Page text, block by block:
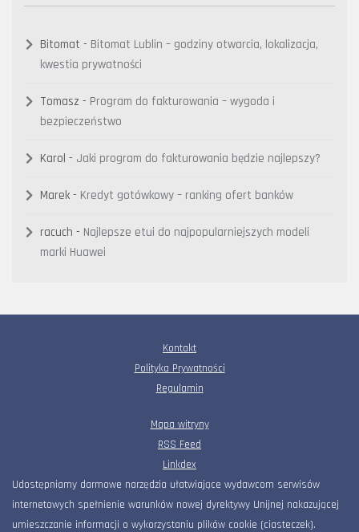
Bitomat - Bitomat Lublin – godziny otwarcia, lokalizacja,
kwestia prywatności
Tomasz - Program do fakturowania – wygoda i
bezpieczeństwo
Karol - Jaki program do fakturowania będzie najlepszy?
Marek - Kredyt gotówkowy – ranking ofert banków
racuch - Najlepsze etui do najpopularniejszych modeli
marki Huawei
Kontakt
Polityka Prywatności
Regulamin
Mapa witryny
RSS Feed
Linkdex
Udostępniamy darmowe narzędzia ułatwiające wydawcom serwisów
internetowych spełnienie warunków nowej dyrektywy Unijnej nakazującej
umieszczanie informacji o wykorzystaniu plików cookie (ciasteczek).